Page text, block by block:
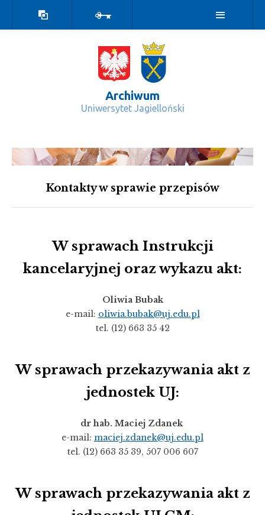
kontrastowa
Archiwum
Uniwersytet Jagielloński
Kontakty w sprawie przepisów
W sprawach Instrukcji
kancelaryjnej oraz wykazu akt:
Oliwia Bubak
e-mail: oliwia.bubak@uj.edu.pl
tel. (12) 663 35 42
W sprawach przekazywania akt z
jednostek UJ:
dr hab. Maciej Zdanek
e-mail: maciej.zdanek@uj.edu.pl
tel. (12) 663 35 39, 507 006 607
W sprawach przekazywania akt z